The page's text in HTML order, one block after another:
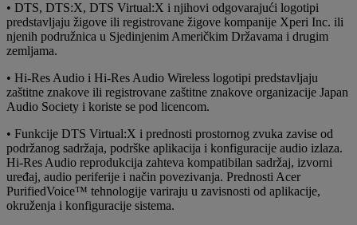
• DTS, DTS:X, DTS Virtual:X i njihovi odgovarajući logotipi
predstavljaju žigove ili registrovane žigove kompanije Xperi Inc. ili
njenih podružnica u Sjedinjenim Američkim Državama i drugim
zemljama.
• Hi-Res Audio i Hi-Res Audio Wireless logotipi predstavljaju
zaštitne znakove ili registrovane zaštitne znakove organizacije Japan
Audio Society i koriste se pod licencom.
• Funkcije DTS Virtual:X i prednosti prostornog zvuka zavise od
podržanog sadržaja, podrške aplikacija i konfiguracije audio izlaza.
Hi-Res Audio reprodukcija zahteva kompatibilan sadržaj, izvorni
uređaj, audio periferije i način povezivanja. Prednosti Acer
PurifiedVoice™ tehnologije variraju u zavisnosti od aplikacije,
okruženja i konfiguracije sistema.